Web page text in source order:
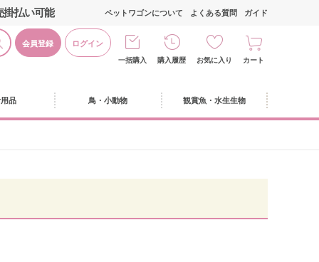
掛払い可能
会員登録 ログイン
ペットワゴンについて よくある質問 ガイド
一括購入 購入履歴 お気に入り カート
品 鳥・小動物 観賞魚・水生生物